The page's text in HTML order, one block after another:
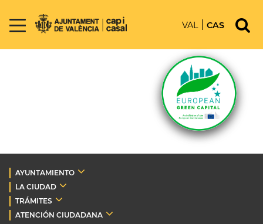
VAL CAS
AYUNTAMIENTO
LA CIUDAD
TRÁMITES
ATENCIÓN CIUDADANA